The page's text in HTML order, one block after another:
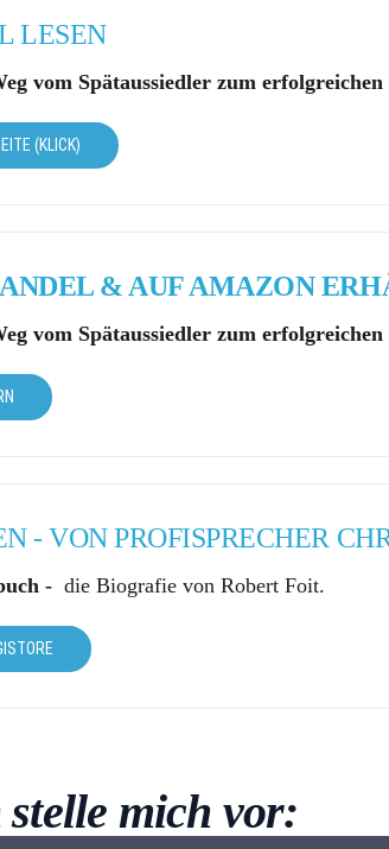
LESEN
vom Spätaussiedler zum erfolgreichen
(KLICK)
& AUF AMAZON
vom Spätaussiedler zum erfolgreichen
- VON PROFISPRECHER
- die Biografie von Robert Foit.
mich vor: